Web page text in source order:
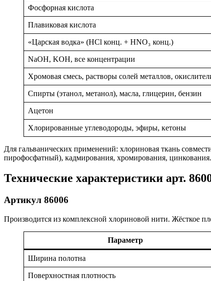
Фосфорная кислота
Плавиковая кислота
«Царская водка» (HCl конц. + HNO₃ конц.)
NaOH, KOH, все концентрации
Хромовая смесь, растворы солей металлов,
Спирты (этанол, метанол), масла, глицерин, бензин
Ацетон
Хлорированные углеводороды, эфиры, кетоны
Для гальванических применений: хлориновая ткань
пирофосфатный), кадмирования, хромирования,
Технические характеристики арт.
Артикул 86006
Производится из комплексной хлориновой нити. Жёсткое
Параметр
Ширина полотна
Поверхностная плотность